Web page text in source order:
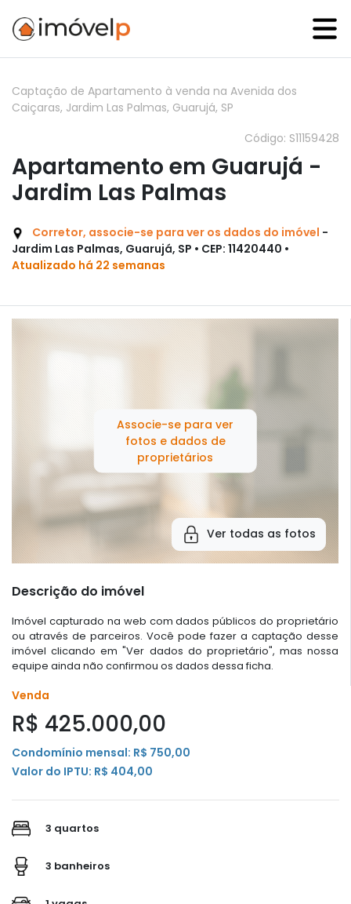
Captação de Apartamento à venda na Avenida dos
Caiçaras, Jardim Las Palmas, Guarujá, SP
Código: S11159428
Apartamento em Guarujá -
Jardim Las Palmas
Corretor, associe-se para ver os dados do imóvel -
Jardim Las Palmas, Guarujá, SP • CEP: 11420440 •
Atualizado há 22 semanas
Associe-se para ver
fotos e dados de
proprietários
Ver todas as fotos
Descrição do imóvel
Imóvel capturado na web com dados públicos do proprietário
ou através de parceiros. Você pode fazer a captação desse
imóvel clicando em "Ver dados do proprietário", mas nossa
equipe ainda não confirmou os dados dessa ficha.
Venda
R$ 425.000,00
Condomínio mensal: R$ 750,00
Valor do IPTU: R$ 404,00
3 quartos
3 banheiros